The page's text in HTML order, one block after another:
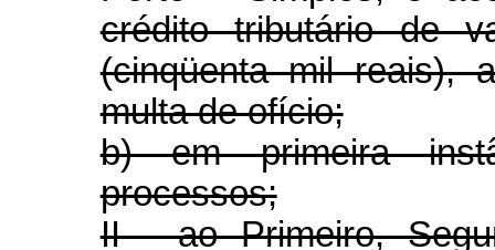
crédito tributário de
(cinqüenta mil reais),
multa de ofício;
b) em primeira
processos;
II - ao Primeiro,